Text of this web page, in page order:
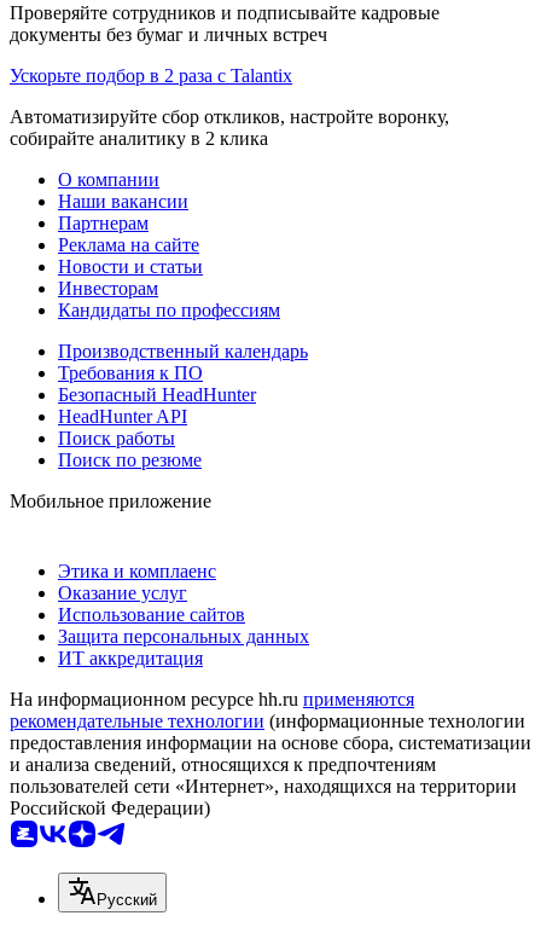
Проверяйте сотрудников и подписывайте кадровые
документы без бумаг и личных встреч
Ускорьте подбор в 2 раза с Talantix
Автоматизируйте сбор откликов, настройте воронку,
собирайте аналитику в 2 клика
О компании
Наши вакансии
Партнерам
Реклама на сайте
Новости и статьи
Инвесторам
Кандидаты по профессиям
Производственный календарь
Требования к ПО
Безопасный HeadHunter
HeadHunter API
Поиск работы
Поиск по резюме
Мобильное приложение
Этика и комплаенс
Оказание услуг
Использование сайтов
Защита персональных данных
ИТ аккредитация
На информационном ресурсе hh.ru применяются
рекомендательные технологии (информационные технологии
предоставления информации на основе сбора, систематизации
и анализа сведений, относящихся к предпочтениям
пользователей сети «Интернет», находящихся на территории
Российской Федерации)
Русский